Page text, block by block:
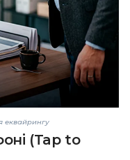
еквайрингу
(Tap to